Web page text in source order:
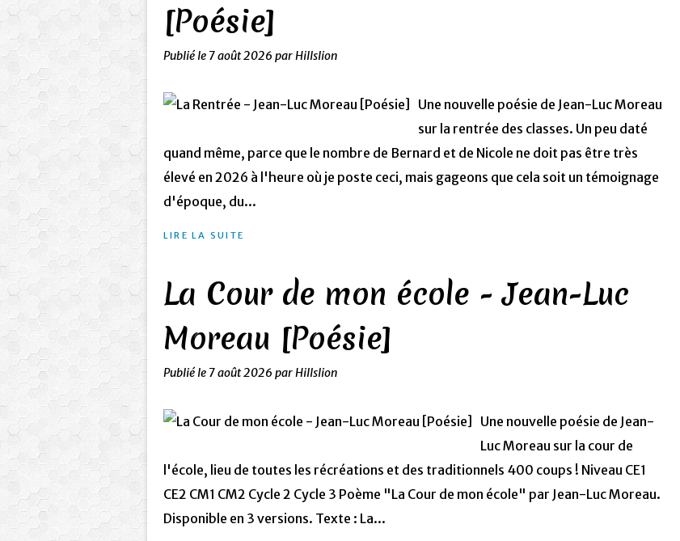
[Poésie]
Publié le 7 août 2026 par Hillslion
Une nouvelle poésie de Jean-Luc Moreau
sur la rentrée des classes. Un peu daté
quand même, parce que le nombre de Bernard et de Nicole ne doit pas être très
élevé en 2026 à l'heure où je poste ceci, mais gageons que cela soit un témoignage
d'époque, du...
LIRE LA SUITE
La Cour de mon école - Jean-Luc
Moreau [Poésie]
Publié le 7 août 2026 par Hillslion
Une nouvelle poésie de Jean-
Luc Moreau sur la cour de
l'école, lieu de toutes les récréations et des traditionnels 400 coups ! Niveau CE1
CE2 CM1 CM2 Cycle 2 Cycle 3 Poème "La Cour de mon école" par Jean-Luc Moreau.
Disponible en 3 versions. Texte : La...